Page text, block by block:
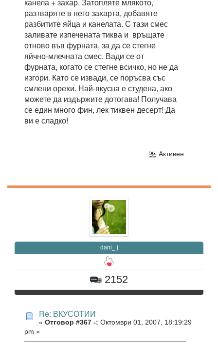
канела + захар. Затопляте млякото,
разтваряте в него захарта, добавяте
разбитите яйца и канелата. С тази смес
заливате изпечената тиква и връщате
отново във фурната, за да се стегне
яйчно-млечната смес. Вади се от
фурната, когато се стегне всичко, но не да
изгори. Като се извади, се поръсва със
смлени орехи. Най-вкусна е студена, ако
можете да издържите дотогава! Получава
се един много фин, лек тиквен десерт! Да
ви е сладко!
Активен
dani_ j
2152
Re: ВКУСОТИИ
« Отговор #367 -: Октомври 01, 2007, 18:19:29
pm »